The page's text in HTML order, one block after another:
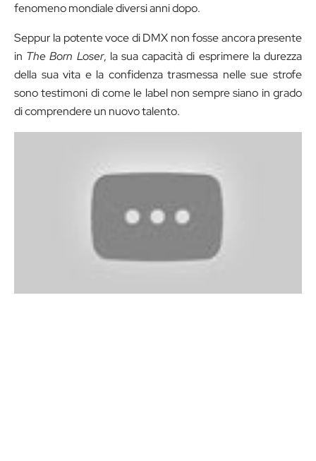
fenomeno mondiale diversi anni dopo.
Seppur la potente voce di DMX non fosse ancora presente
in The Born Loser, la sua capacità di esprimere la durezza
della sua vita e la confidenza trasmessa nelle sue strofe
sono testimoni di come le label non sempre siano in grado
di comprendere un nuovo talento.